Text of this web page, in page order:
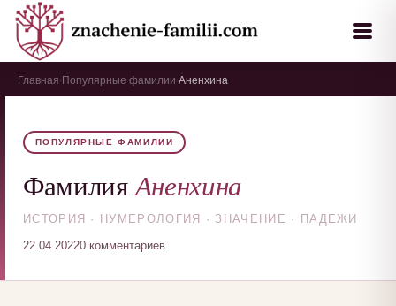
Главная Популярные фамилии Аненхина
ПОПУЛЯРНЫЕ ФАМИЛИИ
ФамилияАненхина
ИСТОРИЯ · НУМЕРОЛОГИЯ · ЗНАЧЕНИЕ · ПАДЕЖИ
22.04.20220 комментариев